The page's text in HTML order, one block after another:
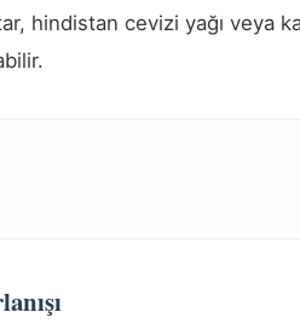
hindistan cevizi yağı veya